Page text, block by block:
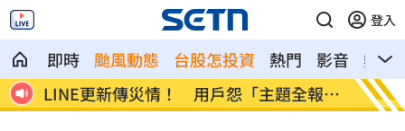
登入
即時 颱風動態 台股怎投資 熱門 影音
熱搜
美國出手封殺中國機器人！北市曾高調引
進
初來
過